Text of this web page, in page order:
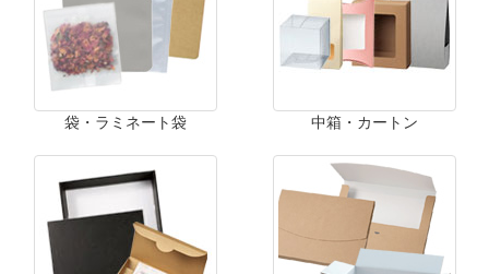
袋・ラミネート袋 中箱・カートン